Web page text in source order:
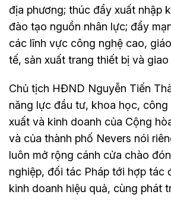
địa phương; thúc đẩy xuất nhập
đào tạo nguồn nhân lực; đẩy
các lĩnh vực công nghệ cao,
tế, sản xuất trang thiết bị và
Chủ tịch HĐND Nguyễn Tiến
năng lực đầu tư, khoa học, công
xuất và kinh doanh của Cộng
và của thành phố Nevers nói
luôn mở rộng cánh cửa chào
nghiệp, đối tác Pháp tới hợp tác
kinh doanh hiệu quả, cùng phát